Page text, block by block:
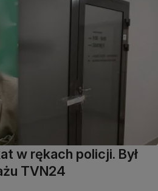
w rękach policji. Był
TVN24